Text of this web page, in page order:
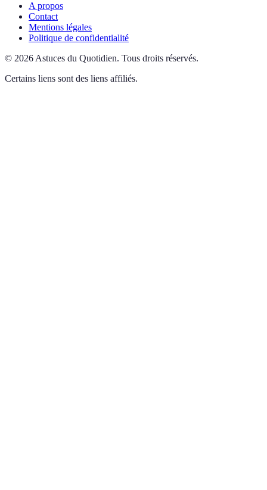
A propos
Contact
Mentions légales
Politique de confidentialité
© 2026 Astuces du Quotidien. Tous droits réservés.
Certains liens sont des liens affiliés.